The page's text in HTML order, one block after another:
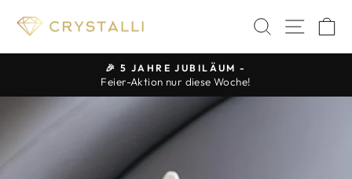
zum
SUCHE
Pause
Diashow
🎉 5 JAHRE JUBILÄUM -
Feier-Aktion nur diese Woche!